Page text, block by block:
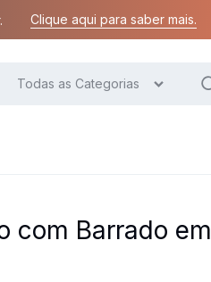
Clique aqui para saber mais.
Todas as Categorias
com Barrado em